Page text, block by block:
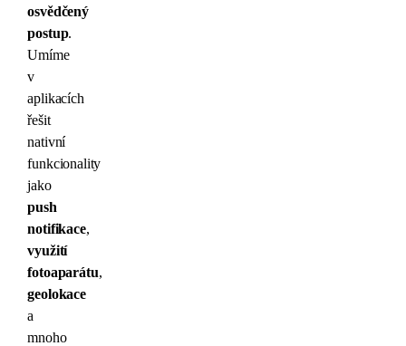
osvědčený
postup.
Umíme
v
aplikacích
řešit
nativní
funkcionality
jako
push
notifikace,
využití
fotoaparátu,
geolokace
a
mnoho